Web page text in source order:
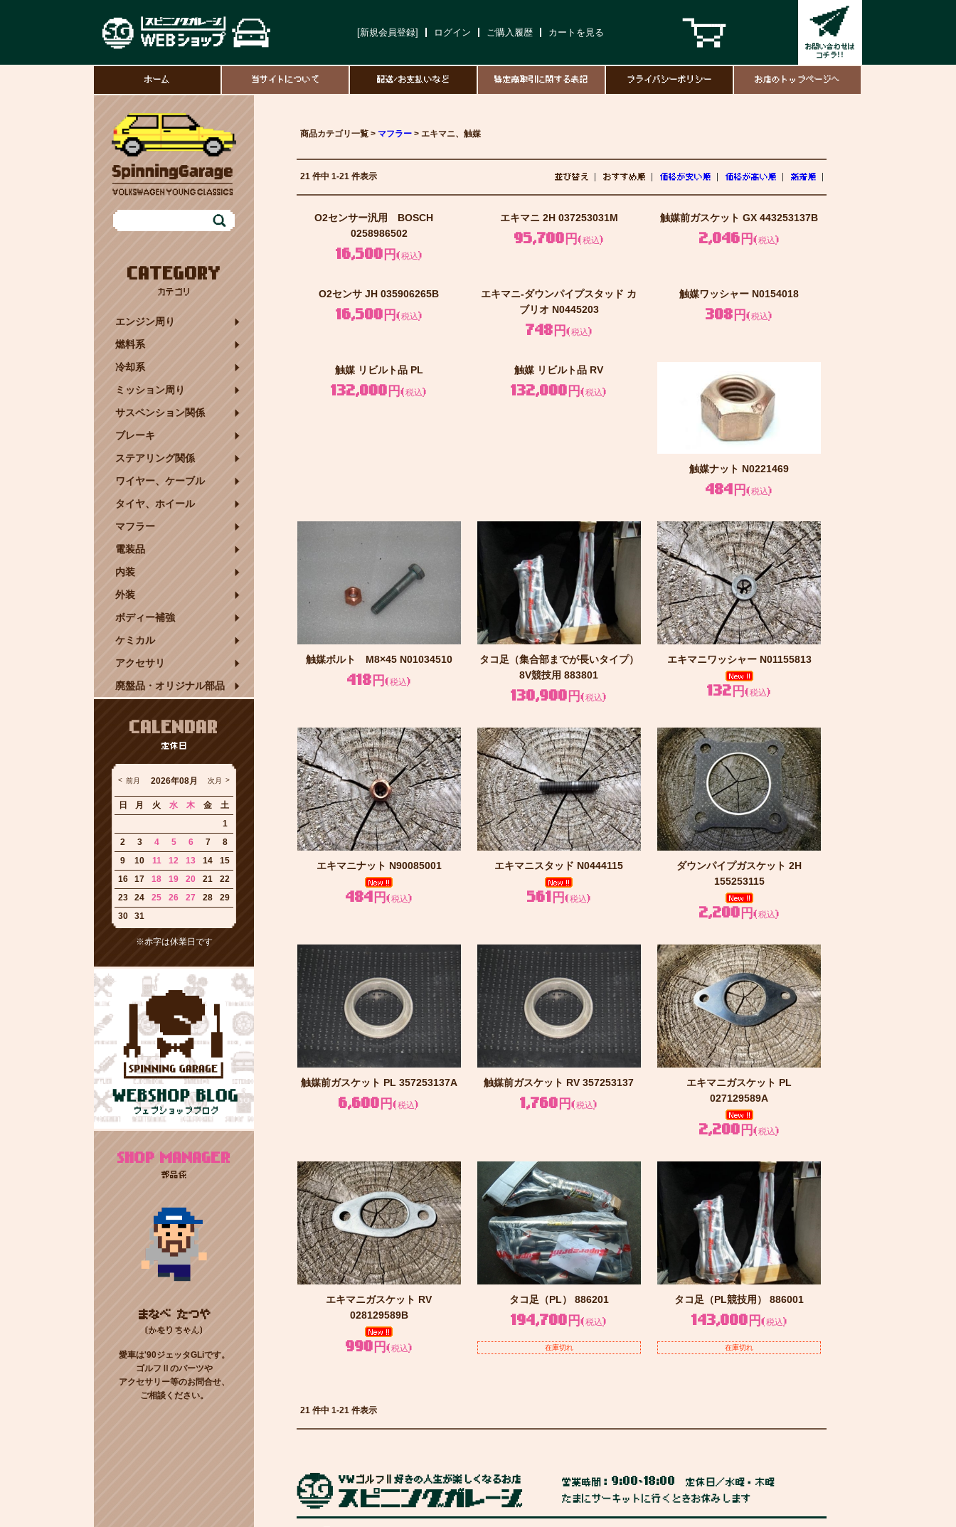
[新規会員登録] ログイン ご購入履歴 カートを見る
ホーム 当サイトについて 配送/お支払いなど 特定商取引に関する表記 プライバシーポリシー お店のトップページへ
CATEGORY
カテゴリ
エンジン周り
燃料系
冷却系
ミッション周り
サスペンション関係
ブレーキ
ステアリング関係
ワイヤー、ケーブル
タイヤ、ホイール
マフラー
電装品
内装
外装
ボディー補強
ケミカル
アクセサリ
廃盤品・オリジナル部品
CALENDAR
定休日
2026年08月
前月 次月
日 月 火 水 木 金
土
1
2
3 4 5 6 7
8
9
10 11 12 13 14
15
16
17 18 19 20 21
22
23
24 25 26 27 28
29
30
31
※赤字は休業日です
SHOP MANAGER
部品係
まなべ たつや
(かをりちゃん)
愛車は'90ジェッタGLiです。
ゴルフⅡのパーツや
アクセサリー等のお問合せ、
ご相談ください。
商品カテゴリ一覧 > マフラー > エキマニ、触媒
並び替え おすすめ順 価格が安い順 価格が高い順 新着順
21 件中 1-21 件表示
O2センサー汎用 BOSCH
0258986502
16,500円(税込)
エキマニ 2H 037253031M
95,700円(税込)
触媒前ガスケット GX 443253137B
2,046円(税込)
O2センサ JH 035906265B
16,500円(税込)
エキマニ-ダウンパイプスタッド カ
ブリオ N0445203
748円(税込)
触媒ワッシャー N0154018
308円(税込)
触媒 リビルト品 PL
132,000円(税込)
触媒 リビルト品 RV
132,000円(税込)
触媒ナット N0221469
484円(税込)
触媒ボルト M8×45 N01034510
418円(税込)
タコ足（集合部までが長いタイプ）
8V競技用 883801
130,900円(税込)
エキマニワッシャー N01155813
132円(税込)
エキマニナット N90085001
484円(税込)
エキマニスタッド N0444115
561円(税込)
ダウンパイプガスケット 2H
155253115
2,200円(税込)
触媒前ガスケット PL 357253137A
6,600円(税込)
触媒前ガスケット RV 357253137
1,760円(税込)
エキマニガスケット PL
027129589A
2,200円(税込)
エキマニガスケット RV
028129589B
990円(税込)
タコ足（PL） 886201
194,700円(税込)
在庫切れ
タコ足（PL競技用） 886001
143,000円(税込)
在庫切れ
21 件中 1-21 件表示
営業時間： 9:00~18:00 定休日／水曜・木曜
たまにサーキットに行くときお休みします